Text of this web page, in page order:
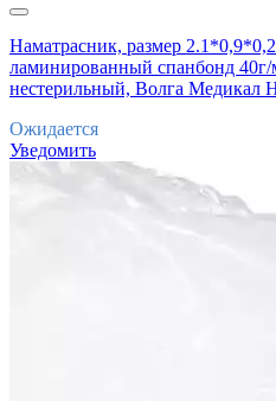
Наматрасник, размер
ламинированный спанбонд
нестерильный, Волга
Ожидается
Уведомить